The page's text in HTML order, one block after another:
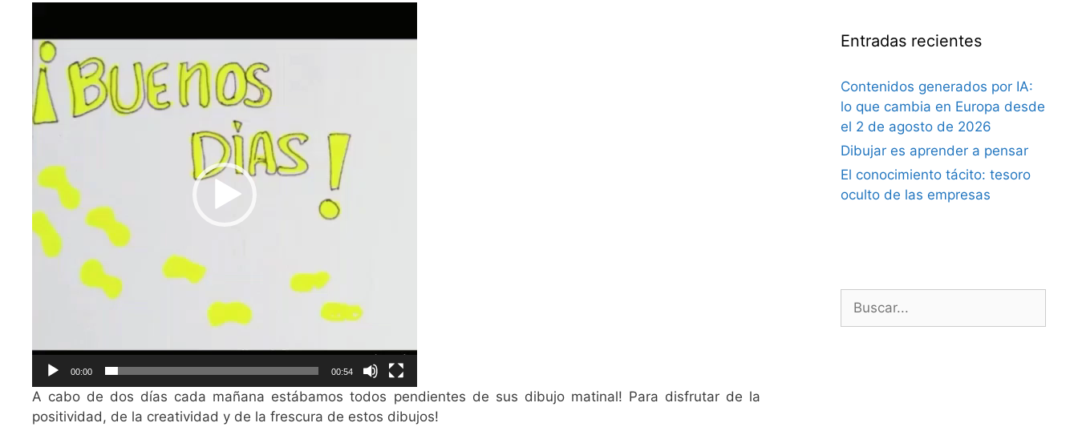
vídeo
00:00 00:54
A cabo de dos días cada mañana estábamos todos pendientes de sus dibujo matinal! Para disfrutar de la
positividad, de la creatividad y de la frescura de estos dibujos!
Entradas recientes
Contenidos generados por IA:
lo que cambia en Europa desde
el 2 de agosto de 2026
Dibujar es aprender a pensar
El conocimiento tácito: tesoro
oculto de las empresas